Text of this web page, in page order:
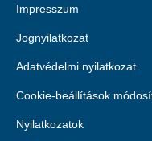
Impresszum
Jognyilatkozat
Adatvédelmi nyilatkozat
Cookie-beállítások
Nyilatkozatok